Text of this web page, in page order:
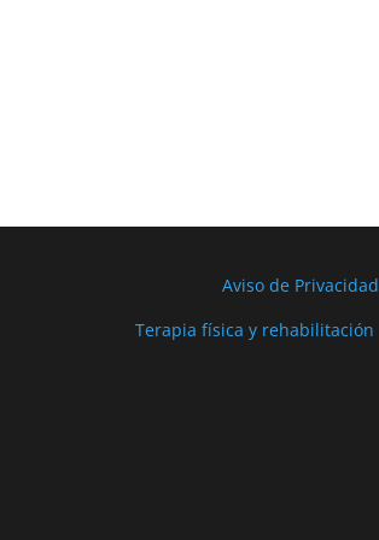
Aviso de Privacidad
Terapia física y rehabilitación